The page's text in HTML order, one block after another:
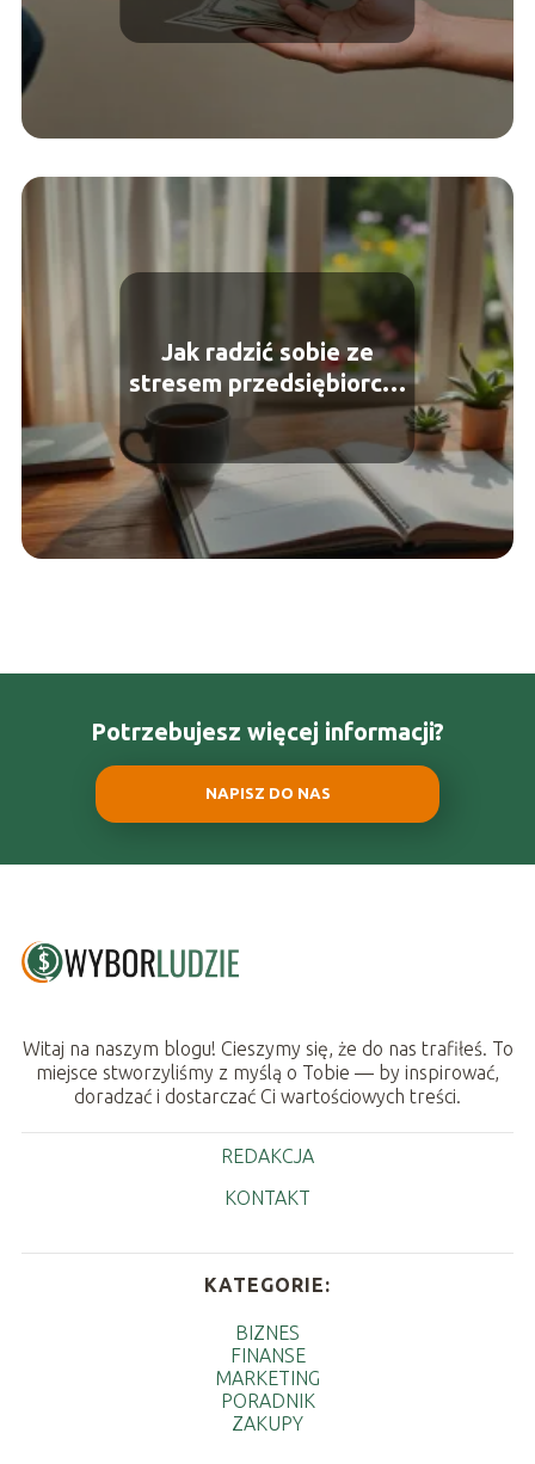
Jak radzić sobie ze
stresem przedsiębiorcy?
Sprawdzone metody i
porady
Potrzebujesz więcej informacji?
NAPISZ DO NAS
Witaj na naszym blogu! Cieszymy się, że do nas trafiłeś. To
miejsce stworzyliśmy z myślą o Tobie — by inspirować,
doradzać i dostarczać Ci wartościowych treści.
REDAKCJA
KONTAKT
KATEGORIE:
BIZNES
FINANSE
MARKETING
PORADNIK
ZAKUPY